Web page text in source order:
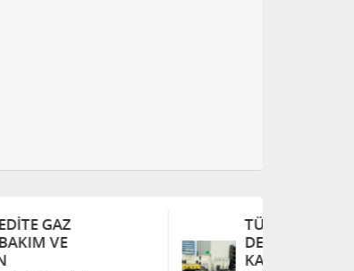
TÜRKAK AKREDITE GAZ
DEDEKTÖRÜ BAKIM VE
KALIBRASYON